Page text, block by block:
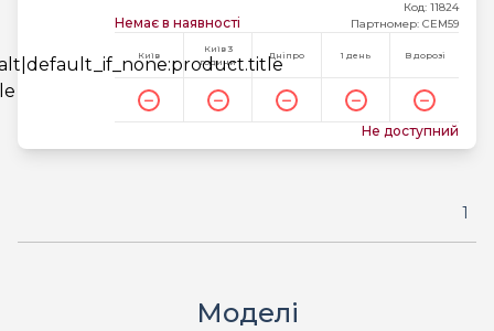
Немає в наявності
Код: 11824
Партномер: CEM59
Київ
Київ 3
години
Дніпро 1 день В дорозі
Не доступний
1
Моделі